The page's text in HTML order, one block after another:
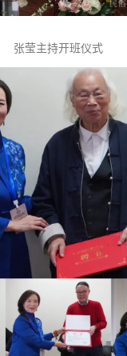
张莹主持开班仪式